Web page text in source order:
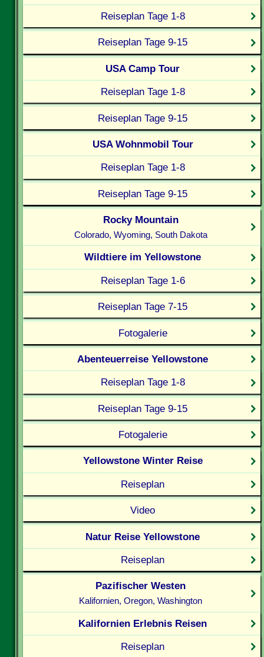
Reiseplan Tage 1-8
Reiseplan Tage 9-15
USA Camp Tour
Reiseplan Tage 1-8
Reiseplan Tage 9-15
USA Wohnmobil Tour
Reiseplan Tage 1-8
Reiseplan Tage 9-15
Rocky Mountain
Colorado, Wyoming, South Dakota
Wildtiere im Yellowstone
Reiseplan Tage 1-6
Reiseplan Tage 7-15
Fotogalerie
Abenteuerreise Yellowstone
Reiseplan Tage 1-8
Reiseplan Tage 9-15
Fotogalerie
Yellowstone Winter Reise
Reiseplan
Video
Natur Reise Yellowstone
Reiseplan
Pazifischer Westen
Kalifornien, Oregon, Washington
Kalifornien Erlebnis Reisen
Reiseplan